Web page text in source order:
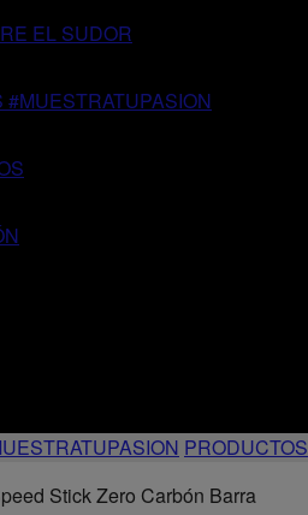
EL SUDOR
#MUESTRATUPASION
PRODUCTOS
Stick Zero Carbón Barra